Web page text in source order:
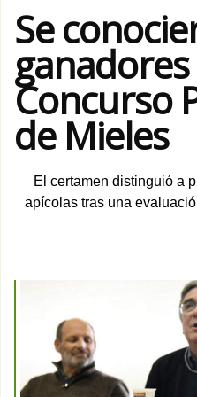
Se
ganadores
Concurso
de Mieles
El certamen distinguió a
apícolas tras una